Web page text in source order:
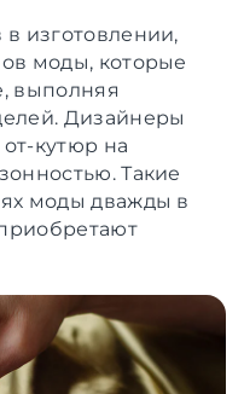
в изготовлении,
моды, которые
выполняя
Дизайнеры
кутюр на
Такие
моды дважды в